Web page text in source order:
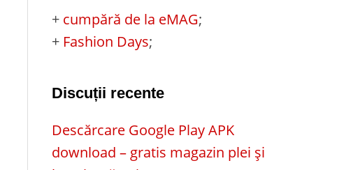
+ cumpără de la eMAG;
+ Fashion Days;
Discuții recente
Descărcare Google Play APK
download – gratis magazin plei și